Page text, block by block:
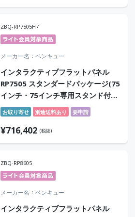
ZBQ-RP7505H7
メーカー名 ベンキュー
インタラクティブフラットパネル
RP7505 スタンダードパッケージ(75
インチ・75インチ専用スタンド付
き/256GB/Google EDLA認証の電子
黒板/Android
15/NFC/ClassroomCare)
お取り寄せ 別途送料あり 要申請
¥716,402 (税抜)
ZBQ-RP8605
メーカー名 ベンキュー
インタラクティブフラットパネル